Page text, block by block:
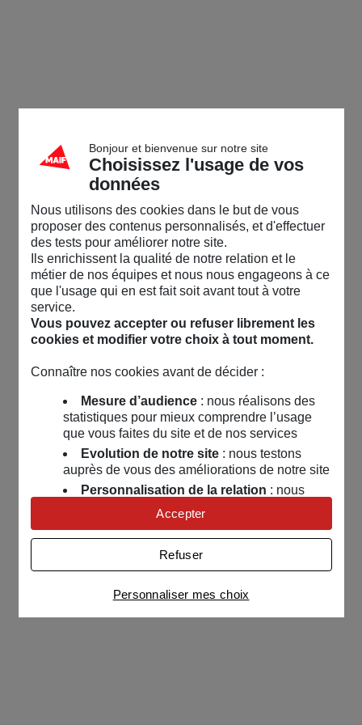
Bonjour et bienvenue sur notre site
Choisissez l'usage de vos
données
Nous utilisons des cookies dans le but de vous
proposer des contenus personnalisés, et d'effectuer
des tests pour améliorer notre site.
Ils enrichissent la qualité de notre relation et le
métier de nos équipes et nous nous engageons à ce
que l'usage qui en est fait soit avant tout à votre
service.
Vous pouvez accepter ou refuser librement les
cookies et modifier votre choix à tout moment.
Connaître nos cookies avant de décider :
Mesure d’audience: nous réalisons des
statistiques pour mieux comprendre l’usage
que vous faites du site et de nos services
Evolution de notre site: nous testons
auprès de vous des améliorations de notre site
Personnalisation de la relation : nous
nous servons de cookies pour adapter nos
contenus et personnaliser nos offres
Univers publicitaire: nous utilisons avec
nos partenaires des cookies pour afficher des
publicités personnalisées
Connaître notre politique cookies et la liste de nos
partenaires
Personnaliser mes choix
Refuser
Accepter